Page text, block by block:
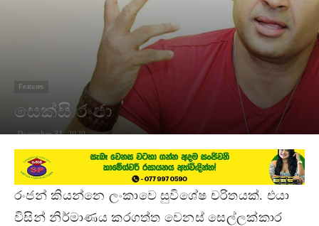
Features
සෙක්සි රංජා
December 31, 2020
රංජන් කියන්නෙ ලංකාවෙ සුවිශේෂ චරිතයක්. එයා
විසින් නිර්මාණය කරගත්ත වෙනස් සෙල්ලක්කාර